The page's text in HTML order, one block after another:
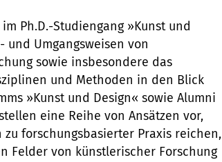
Ph.D.-Studiengang »Kunst und
und Umgangsweisen von
sowie insbesondere das
und Methoden in den Blick
»Kunst und Design« sowie Alumni
eine Reihe von Ansätzen vor,
forschungsbasierter Praxis reichen,
Felder von künstlerischer Forschung